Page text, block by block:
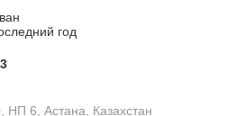
год
НП 6, Астана, Казахстан